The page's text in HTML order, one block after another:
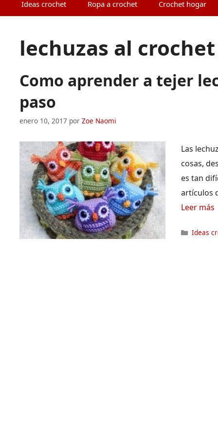
Ideas crochet Ropa a crochet Crochet hogar
lechuzas al crochet
Como aprender a tejer
paso
enero 10, 2017 por Zoe Naomi
Las
cosas,
es tan
artículos
Leer más
Ideas